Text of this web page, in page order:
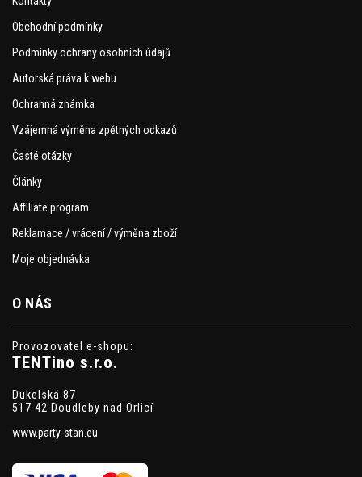
Obchodní podmínky
Podmínky ochrany osobních údajů
Autorská práva k webu
Ochranná známka
Vzájemná výměna zpětných odkazů
Časté otázky
Články
Affiliate program
Reklamace / vrácení / výměna zboží
Moje objednávka
O NÁS
Provozovatel e-shopu:
TENTino s.r.o.
Dukelská 87
517 42 Doudleby nad Orlicí
www.party-stan.eu